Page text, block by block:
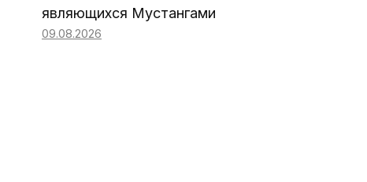
являющихся Мустангами
09.08.2026